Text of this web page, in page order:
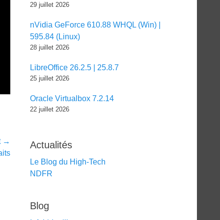
→
29 juillet 2026
nVidia GeForce 610.88 WHQL (Win) |
595.84 (Linux)
28 juillet 2026
LibreOffice 26.2.5 | 25.8.7
25 juillet 2026
Oracle Virtualbox 7.2.14
22 juillet 2026
Actualités
Le Blog du High-Tech
NDFR
Blog